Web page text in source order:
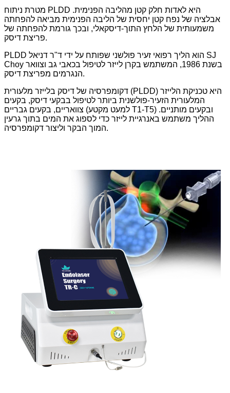
מטרת ניתוח PLDD היא לאדות חלק קטן מהליבה הפנימית.
אבלציה של נפח קטן יחסית של הליבה הפנימית מביאה להפחתה
משמעותית של הלחץ התוך-דיסקאלי, ובכך גורמת להפחתה של
פריצת דיסק.
PLDD הוא הליך רפואי זעיר פולשני שפותח על ידי ד"ר דניאל SJ
Choy בשנת 1986, המשתמש בקרן לייזר לטיפול בכאבי גב וצוואר
הנגרמים מפריצת דיסק.
דקומפרסיה של דיסק בלייזר מלעורית (PLDD) היא טכניקת הלייזר
המלעורית הזעיר-פולשנית ביותר לטיפול בבקעי דיסק, בקעים
צוואריים, בקעים גבריים (למעט מקטע T1-T5) ובקעים מותניים.
ההליך משתמש באנרגיית לייזר כדי לספוג את המים בתוך גרעין
המוך הבקר וליצור דקומפרסיה.